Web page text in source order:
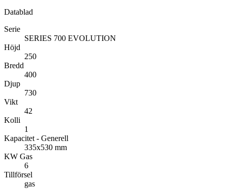
Datablad
Serie
SERIES 700 EVOLUTION
Höjd
250
Bredd
400
Djup
730
Vikt
42
Kolli
1
Kapacitet - Generell
335x530 mm
KW Gas
6
Tillförsel
gas